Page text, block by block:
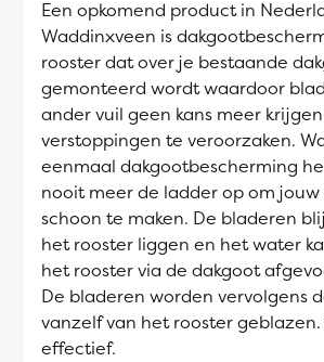
Een opkomend product in
Waddinxveen is
rooster dat over je bestaande
gemonteerd wordt waardoor
ander vuil geen kans meer
verstoppingen te veroorzaken.
eenmaal dakgootbescherming
nooit meer de ladder op om
schoon te maken. De bladeren
het rooster liggen en het water
het rooster via de dakgoot
De bladeren worden vervolgens
vanzelf van het rooster geblazen.
effectief.